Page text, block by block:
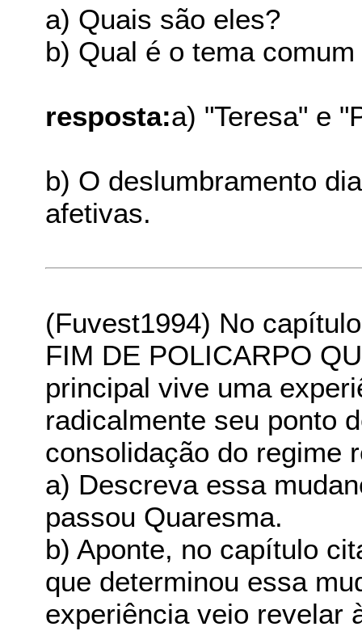
a) Quais são eles?
b) Qual é o tema
resposta:a) "Teresa" e
b) O deslumbramento
afetivas.
(Fuvest1994) No
FIM DE POLICARPO
principal vive uma
radicalmente seu ponto
consolidação do regime
a) Descreva essa
passou Quaresma.
b) Aponte, no capítulo
que determinou essa
experiência veio revelar